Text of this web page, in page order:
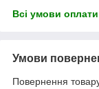
Всі умови оплати
Умови
Повернення